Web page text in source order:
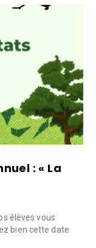
: « La
élèves vous
bien cette date